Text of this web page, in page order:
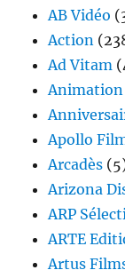
AB Vidéo
Action
Ad Vitam
Animation
Apollo
Arcadès
Arizona
ARP
ARTE
Artus